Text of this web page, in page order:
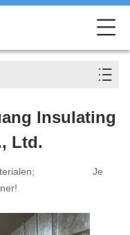
Insulating
Ltd.
Je